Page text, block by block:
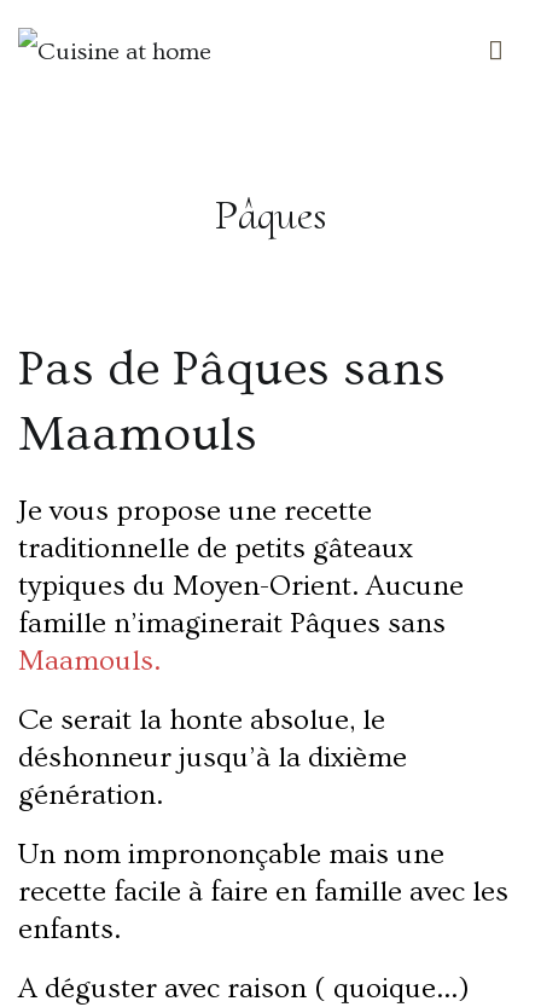
Pâques
Pas de Pâques sans
Maamouls
Je vous propose une recette
traditionnelle de petits gâteaux
typiques du Moyen-Orient. Aucune
famille n’imaginerait Pâques sans
Maamouls.
Ce serait la honte absolue, le
déshonneur jusqu’à la dixième
génération.
Un nom imprononçable mais une
recette facile à faire en famille avec les
enfants.
A déguster avec raison ( quoique…)